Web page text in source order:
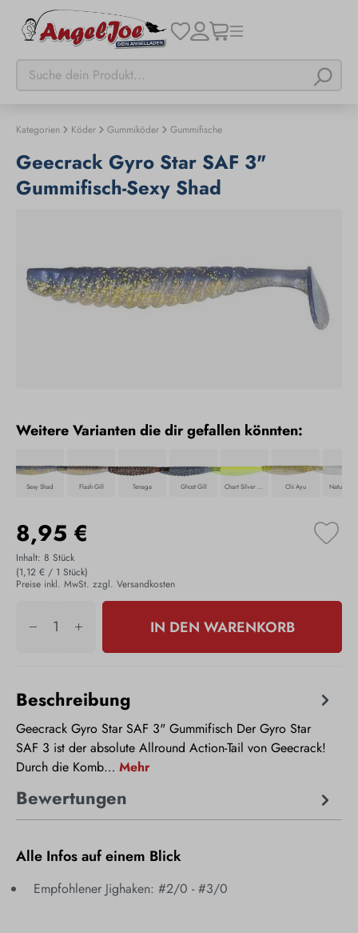
Kategorien Köder Gummiköder Gummifische
Geecrack Gyro Star SAF 3"
Gummifisch-Sexy Shad
Weitere Varianten die dir gefallen könnten:
Sexy Shad Flash Gill Tenaga Ghost Gill Chart Silver Flake Chi Ayu Natural
8,95 €
Inhalt: 8 Stück
(1,12 € / 1 Stück)
Preise inkl. MwSt. zzgl. Versandkosten
IN DEN WARENKORB
Beschreibung
Geecrack Gyro Star SAF 3" Gummifisch Der Gyro Star
SAF 3 ist der absolute Allround Action-Tail von Geecrack!
Durch die Komb… Mehr
Bewertungen
Alle Infos auf einem Blick
Empfohlener Jighaken: #2/0 - #3/0